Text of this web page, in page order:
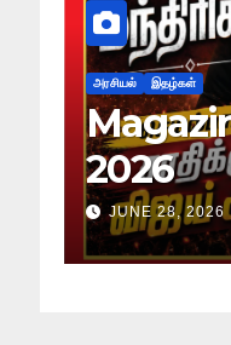
அரசியல் இதழ்கள்
2026
JUNE 28, 2026